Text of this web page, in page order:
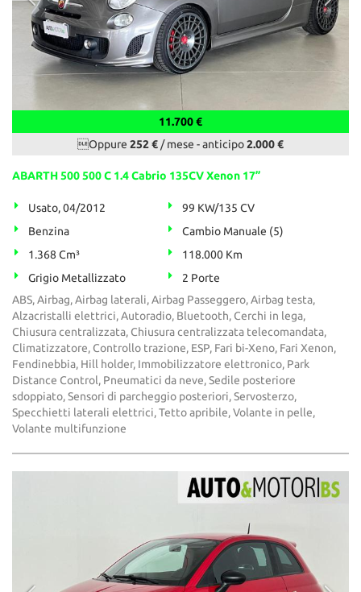
11.700 €
Oppure 252 €/ mese -anticipo2.000 €
ABARTH 500 500 C 1.4 Cabrio 135CV Xenon 17”
Usato, 04/2012
99 KW/135 CV
Benzina
Cambio Manuale (5)
1.368 Cm³
118.000 Km
Grigio Metallizzato
2 Porte
ABS, Airbag, Airbag laterali, Airbag Passeggero, Airbag testa,
Alzacristalli elettrici, Autoradio, Bluetooth, Cerchi in lega,
Chiusura centralizzata, Chiusura centralizzata telecomandata,
Climatizzatore, Controllo trazione, ESP, Fari bi-Xeno, Fari Xenon,
Fendinebbia, Hill holder, Immobilizzatore elettronico, Park
Distance Control, Pneumatici da neve, Sedile posteriore
sdoppiato, Sensori di parcheggio posteriori, Servosterzo,
Specchietti laterali elettrici, Tetto apribile, Volante in pelle,
Volante multifunzione